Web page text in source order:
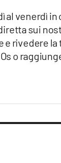
venerdì in
sui
rivedere
o